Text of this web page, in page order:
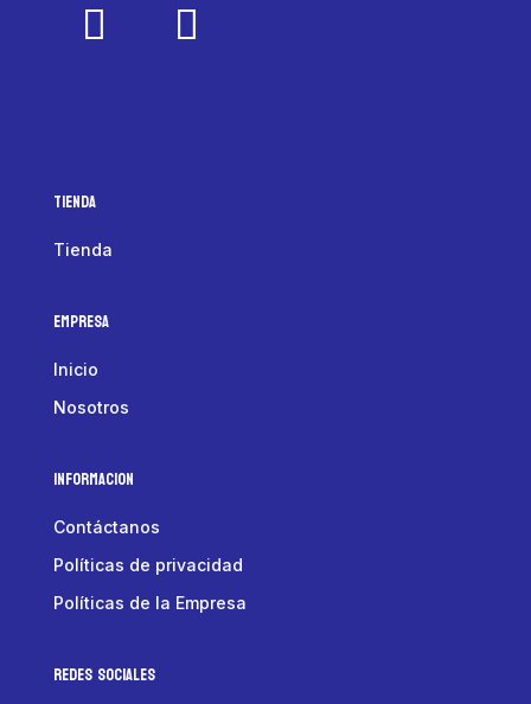
Tienda
Tienda
Empresa
Inicio
Nosotros
Informacion
Contáctanos
Políticas de privacidad
Políticas de la Empresa
Redes Sociales